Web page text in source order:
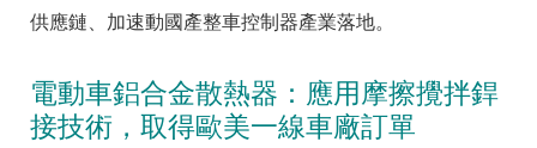
供應鏈、加速動國產整車控制器產業落地。
電動車鋁合金散熱器：應用摩擦攪拌銲
接技術，取得歐美一線車廠訂單